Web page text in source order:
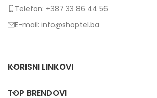
Telefon: +387 33 86 44 56
E-mail: info@shoptel.ba
KORISNI LINKOVI
TOP BRENDOVI